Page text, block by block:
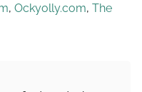
, Ockyolly.com, The